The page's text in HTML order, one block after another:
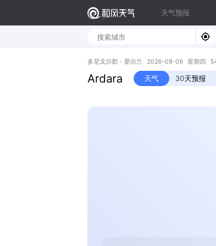
天气预报
多尼戈尔郡 - 爱尔兰 2026-08-06 星期四
Ardara 天气 30天预报